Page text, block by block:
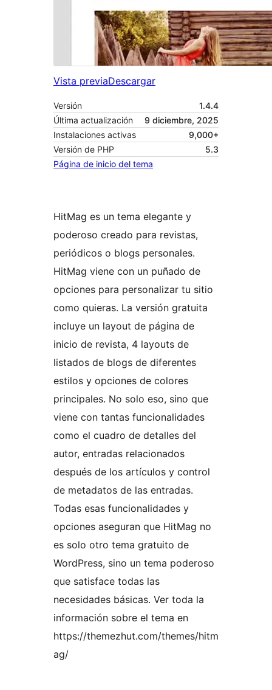
Vista previaDescargar
Versión
1.4.4
Última actualización
9 diciembre, 2025
Instalaciones activas
9,000+
Versión de PHP
5.3
Página de inicio del tema
HitMag es un tema elegante y
poderoso creado para revistas,
periódicos o blogs personales.
HitMag viene con un puñado de
opciones para personalizar tu sitio
como quieras. La versión gratuita
incluye un layout de página de
inicio de revista, 4 layouts de
listados de blogs de diferentes
estilos y opciones de colores
principales. No solo eso, sino que
viene con tantas funcionalidades
como el cuadro de detalles del
autor, entradas relacionados
después de los artículos y control
de metadatos de las entradas.
Todas esas funcionalidades y
opciones aseguran que HitMag no
es solo otro tema gratuito de
WordPress, sino un tema poderoso
que satisface todas las
necesidades básicas. Ver toda la
información sobre el tema en
https://themezhut.com/themes/hitm
ag/